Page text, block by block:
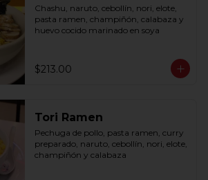
Chashu, naruto, cebollín, nori, elote,
pasta ramen, champiñón, calabaza y
huevo cocido marinado en soya
$213.00
Tori Ramen
Pechuga de pollo, pasta ramen, curry
preparado, naruto, cebollín, nori, elote,
champiñón y calabaza